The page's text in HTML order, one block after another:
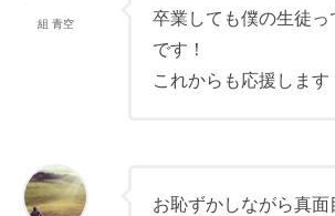
組 青空
卒業しても僕の生徒っ
です！
これからも応援します
お恥ずかしながら真面